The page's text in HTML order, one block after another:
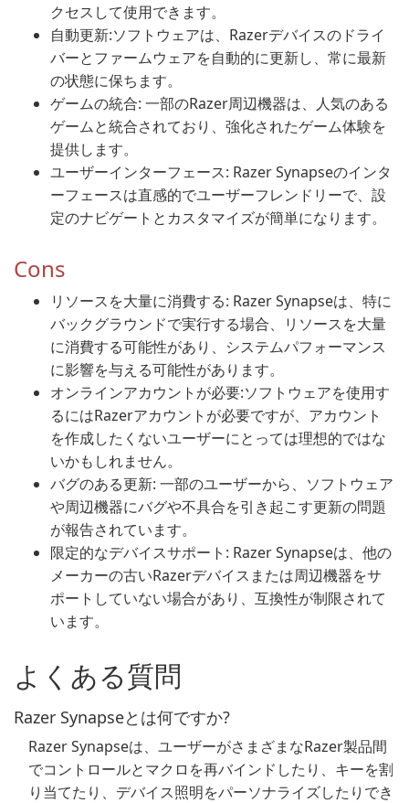
クセスして使用できます。
自動更新:ソフトウェアは、Razerデバイスのドライ
バーとファームウェアを自動的に更新し、常に最新
の状態に保ちます。
ゲームの統合: 一部のRazer周辺機器は、人気のある
ゲームと統合されており、強化されたゲーム体験を
提供します。
ユーザーインターフェース: Razer Synapseのインタ
ーフェースは直感的でユーザーフレンドリーで、設
定のナビゲートとカスタマイズが簡単になります。
Cons
リソースを大量に消費する: Razer Synapseは、特に
バックグラウンドで実行する場合、リソースを大量
に消費する可能性があり、システムパフォーマンス
に影響を与える可能性があります。
オンラインアカウントが必要:ソフトウェアを使用す
るにはRazerアカウントが必要ですが、アカウント
を作成したくないユーザーにとっては理想的ではな
いかもしれません。
バグのある更新: 一部のユーザーから、ソフトウェア
や周辺機器にバグや不具合を引き起こす更新の問題
が報告されています。
限定的なデバイスサポート: Razer Synapseは、他の
メーカーの古いRazerデバイスまたは周辺機器をサ
ポートしていない場合があり、互換性が制限されて
います。
よくある質問
Razer Synapseとは何ですか?
Razer Synapseは、ユーザーがさまざまなRazer製品間
でコントロールとマクロを再バインドしたり、キーを割
り当てたり、デバイス照明をパーソナライズしたりでき